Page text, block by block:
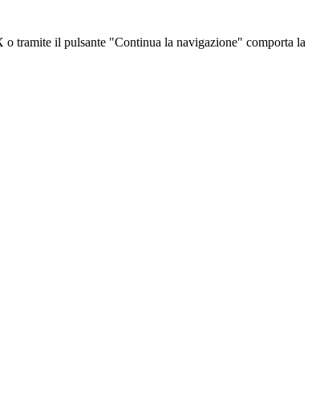
tramite il pulsante "Continua la navigazione" comporta la